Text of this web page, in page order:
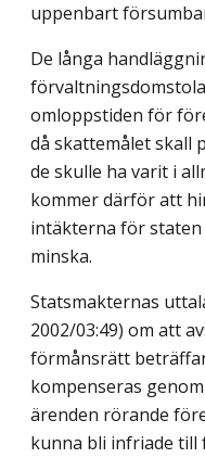
uppenbart
De långa
omloppstiden för
då skattemålet skall
de skulle ha varit i
kommer därför att
intäkterna för
minska.
Statsmakternas
2002/03:49) om att
förmånsrätt
kompenseras
ärenden rörande
kunna bli infriade till